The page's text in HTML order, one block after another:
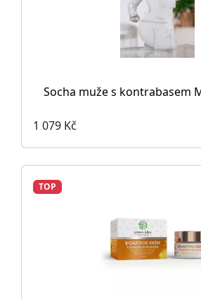
Socha muže s kontrabasem
1 079 Kč
TOP